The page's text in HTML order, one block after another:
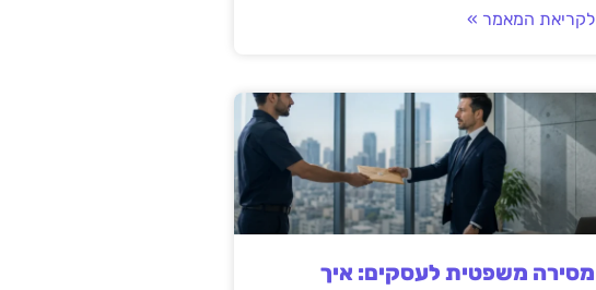
לקריאת המאמר »
מסירה משפטית לעסקים: איך